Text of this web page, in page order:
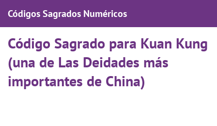
Códigos Sagrados Numéricos
Código Sagrado para Kuan Kung
(una de Las Deidades más
importantes de China)